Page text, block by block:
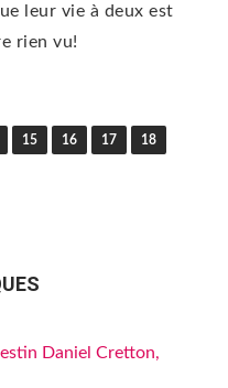
leur vie à deux est
rien vu!
15 16 17 18
Daniel Cretton,